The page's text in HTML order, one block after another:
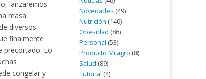
lanzaremos
masa.
diversos
finalmente
precortado. Lo
congelar y
Novedades (49)
Nutrición (140)
Obesidad (86)
Personal (53)
Producto Milagro (8)
Salud (89)
Tutorial (4)